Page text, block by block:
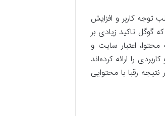
جلب توجه کاربر و افزایش
گوگل تاکید زیادی بر
اعتبار سایت و
را ارائه کرده‌اند
رقبا با محتوایی